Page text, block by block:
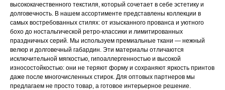
высококачественного текстиля, который сочетает в себе эстетику и
долговечность. В нашем ассортименте представлены коллекции в
самых востребованных стилях: от изысканного прованса и уютного
бохо до ностальгической ретро-классики и лимитированных
праздничных серий. Мы используем премиальные ткани — нежный
велюр и долговечный габардин. Эти материалы отличаются
исключительной мягкостью, гипоаллергенностью и высокой
износостойкостью: они не теряют форму и сохраняют яркость принтов
даже после многочисленных стирок. Для оптовых партнеров мы
предлагаем не просто товар, а готовое интерьерное решение.